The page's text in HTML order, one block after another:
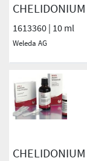
1613360 | 10 ml
Weleda AG